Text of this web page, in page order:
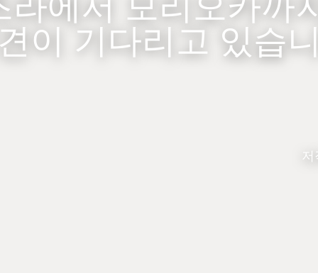
이 기다리고 있습